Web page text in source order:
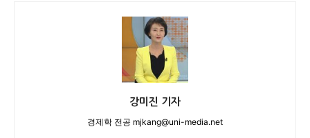
강미진 기자
경제학 전공 mjkang@uni-media.net